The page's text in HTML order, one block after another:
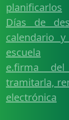
planificarlos
Días de
calendario
escuela
e.firma
tramitarla,
electrónica